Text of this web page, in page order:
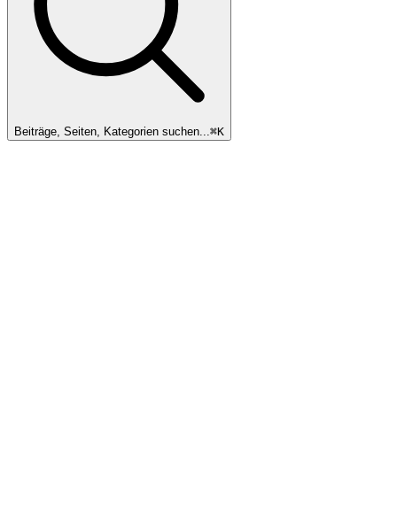
Beiträge, Seiten, Kategorien suchen...⌘K